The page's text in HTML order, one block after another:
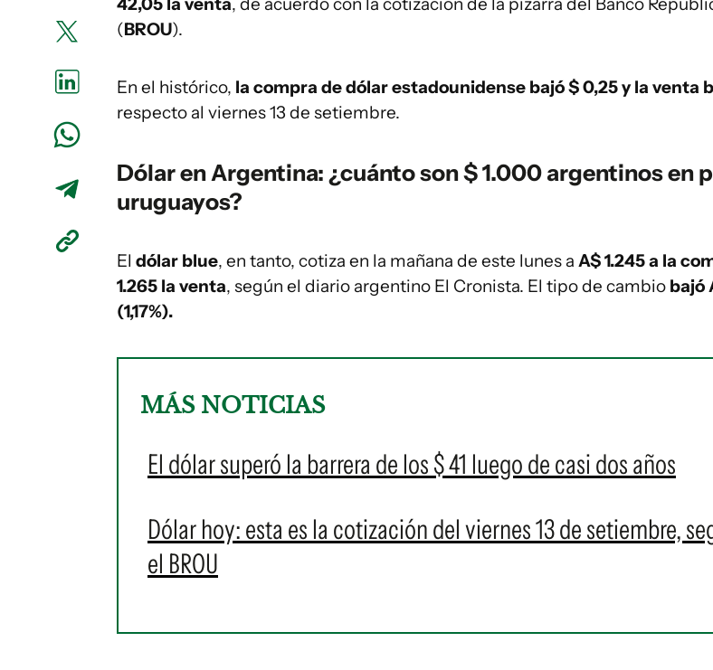
(BROU).
En el histórico, la compra de dólar estadounidense bajó $ 0,25 y la venta
respecto al viernes 13 de setiembre.
Dólar en Argentina: ¿cuánto son $ 1.000 argentinos en
uruguayos?
El dólar blue, en tanto, cotiza en la mañana de este lunes a A$ 1.245 a la
1.265 la venta, según el diario argentino El Cronista. El tipo de cambio bajó
(1,17%).
MÁS NOTICIAS
El dólar superó la barrera de los $ 41 luego de casi dos años
Dólar hoy: esta es la cotización del viernes 13 de setiembre,
el BROU